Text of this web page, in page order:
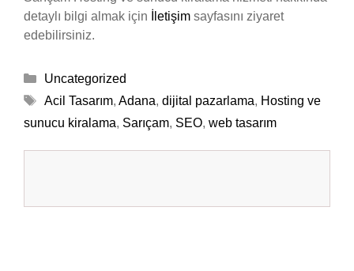
detaylı bilgi almak için
İletişim sayfasını ziyaret
edebilirsiniz.
Kategoriler
Uncategorized
Etiketler
Acil Tasarım, Adana, dijital pazarlama, Hosting ve
sunucu kiralama, Sarıçam, SEO, web tasarım